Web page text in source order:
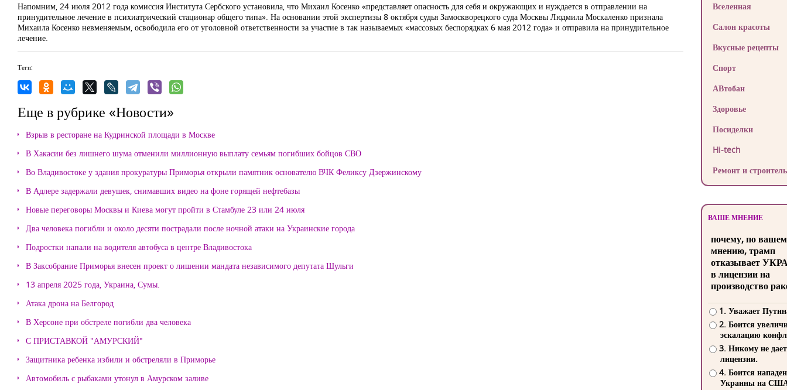
Напомним, 24 июля 2012 года комиссия Института Сербского установила, что Михаил Косенко «представляет опасность для себя и окружающих и нуждается в отправлении на
принудительное лечение в психиатрический стационар общего типа». На основании этой экспертизы 8 октября судья Замоскворецкого суда Москвы Людмила Москаленко признала
Михаила Косенко невменяемым, освободила его от уголовной ответственности за участие в так называемых «массовых беспорядках 6 мая 2012 года» и отправила на принудительное
лечение.
Теги:
Еще в рубрике «Новости»
Взрыв в ресторане на Кудринской площади в Москве
В Хакасии без лишнего шума отменили миллионную выплату семьям погибших бойцов СВО
Во Владивостоке у здания прокуратуры Приморья открыли памятник основателю ВЧК Феликсу Дзержинскому
В Адлере задержали девушек, снимавших видео на фоне горящей нефтебазы
Новые переговоры Москвы и Киева могут пройти в Стамбуле 23 или 24 июля
Два человека погибли и около десяти пострадали после ночной атаки на Украинские города
Подростки напали на водителя автобуса в центре Владивостока
В Заксобрание Приморья внесен проект о лишении мандата независимого депутата Шульги
13 апреля 2025 года, Украина, Сумы.
Атака дрона на Белгород
В Херсоне при обстреле погибли два человека
С ПРИСТАВКОЙ "АМУРСКИЙ"
Защитника ребенка избили и обстреляли в Приморье
Автомобиль с рыбаками утонул в Амурском заливе
Вселенная
Салон красоты
Вкусные рецепты
Спорт
АВтобан
Здоровье
Посиделки
Hi-tech
Ремонт и
ВАШЕ МНЕНИЕ
почему, по
мнению, трамп
отказывает
в лицензии на
производство
1. Уважает
2. Боится
эскалацию
3. Никому не
лицензии.
4. Боится
Украины на